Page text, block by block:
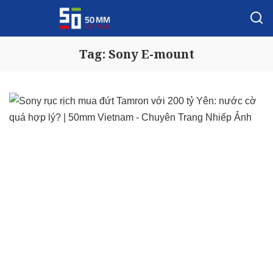
Tag: Sony E-mount